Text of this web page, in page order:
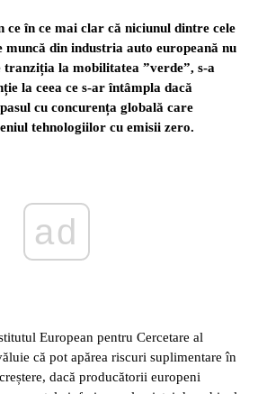
ce în ce mai clar că niciunul dintre cele
muncă din industria auto europeană nu
tranziția la mobilitatea ”verde”, s-a
la ceea ce s-ar întâmpla dacă
cu concurența globală care
tehnologiilor cu emisii zero.
ad
European pentru Cercetare al
că pot apărea riscuri suplimentare în
dacă producătorii europeni